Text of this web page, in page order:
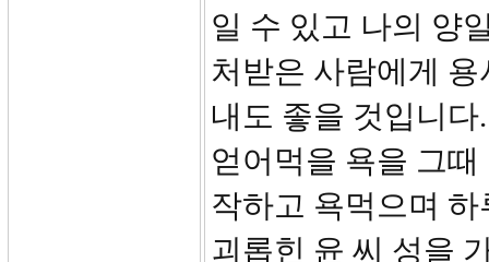
일 수 있고 나의 양
처받은 사람에게
내도 좋을 것입니
얻어먹을 욕을 그
작하고 욕먹으며
괴롭힌 윤 씨 성을